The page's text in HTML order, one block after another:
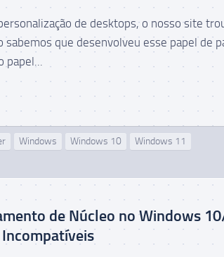
de desktops, o nosso site
sabemos que desenvolveu esse papel de
papel...
Windows Windows 10
Windows 11
de Núcleo no Windows